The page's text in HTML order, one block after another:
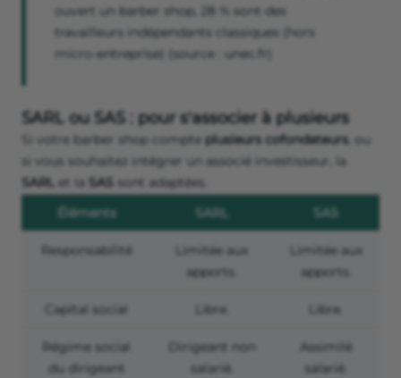
ouvert un barber shop, 28 % sont des
travailleurs indépendants classiques (hors
micro-entreprise) (source : unec.fr)
SARL ou SAS : pour s'associer à plusieurs
Si votre barber shop compte plusieurs cofondateurs, ou
si vous souhaitez intégrer un associé investisseur, la
SARL et la SAS sont adaptées.
Éléments
SARL SAS
Responsabilité
Limitée aux
apports.
Limitée aux
apports.
Capital social Libre. Libre.
Régime social
du dirigeant
Dirigeant non
salarié.
Assimilé
salarié.